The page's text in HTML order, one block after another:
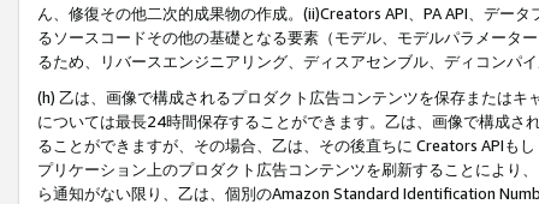
ん、修復その他二次的成果物の作成。(ii)Creators API、PA API、デー
るソースコードその他の基礎となる要素（モデル、モデルパラメータ
るため、リバースエンジニアリング、ディスアセンブル、ディコンパ
(h) 乙は、画像で構成されるプロダクト広告コンテンツを保存または
については最長24時間保存することができます。乙は、画像で構成
ることができますが、その場合、乙は、その後直ちに Creators APIも
プリケーション上のプロダクト広告コンテンツを刷新することにより
ら通知がない限り、乙は、個別のAmazon Standard Identification